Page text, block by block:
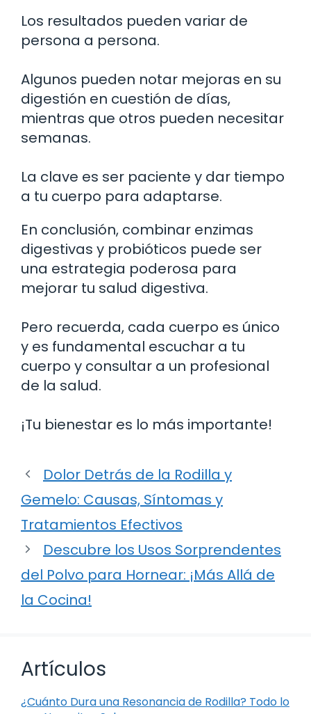
Los resultados pueden variar de
persona a persona.
Algunos pueden notar mejoras en su
digestión en cuestión de días,
mientras que otros pueden necesitar
semanas.
La clave es ser paciente y dar tiempo
a tu cuerpo para adaptarse.
En conclusión, combinar enzimas
digestivas y probióticos puede ser
una estrategia poderosa para
mejorar tu salud digestiva.
Pero recuerda, cada cuerpo es único
y es fundamental escuchar a tu
cuerpo y consultar a un profesional
de la salud.
¡Tu bienestar es lo más importante!
Dolor Detrás de la Rodilla y
Gemelo: Causas, Síntomas y
Tratamientos Efectivos
Descubre los Usos Sorprendentes
del Polvo para Hornear: ¡Más Allá de
la Cocina!
Artículos
¿Cuánto Dura una Resonancia de Rodilla? Todo lo